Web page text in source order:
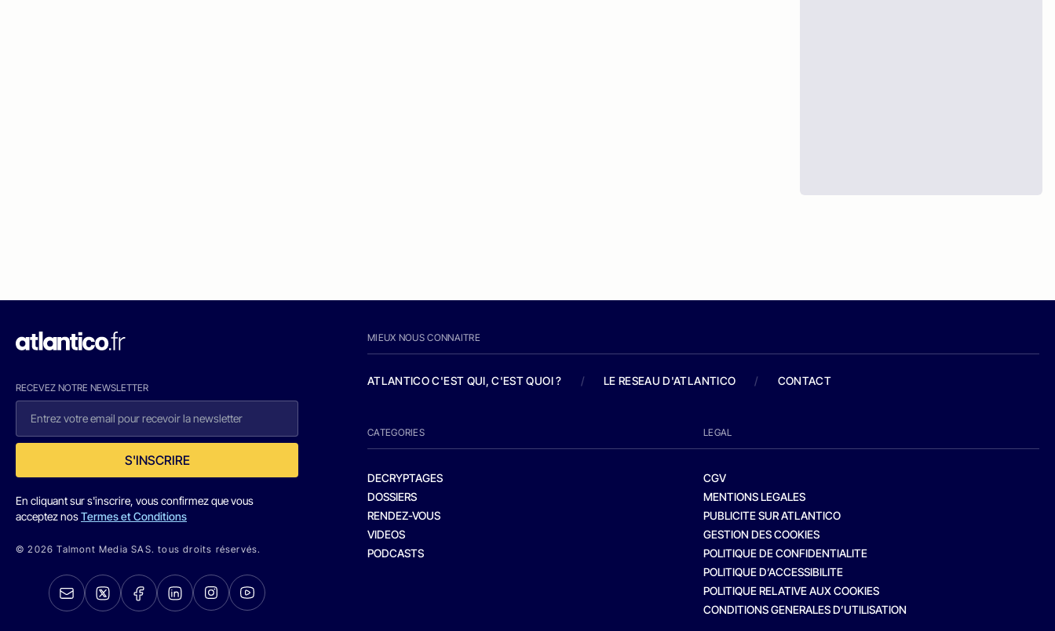
RECEVEZ NOTRE NEWSLETTER
S'INSCRIRE
En cliquant sur s'inscrire, vous confirmez que vous
acceptez nosTermes et Conditions
© 2026 Talmont Media SAS. tous droits réservés.
MIEUX NOUS CONNAITRE
ATLANTICO C'EST QUI, C'EST QUOI ? / LE RESEAU D'ATLANTICO / CONTACT
CATEGORIES
DECRYPTAGES
DOSSIERS
RENDEZ-VOUS
VIDEOS
PODCASTS
LEGAL
CGV
MENTIONS LEGALES
PUBLICITE SUR ATLANTICO
GESTION DES COOKIES
POLITIQUE DE CONFIDENTIALITE
POLITIQUE D’ACCESSIBILITE
POLITIQUE RELATIVE AUX COOKIES
CONDITIONS GENERALES D’UTILISATION